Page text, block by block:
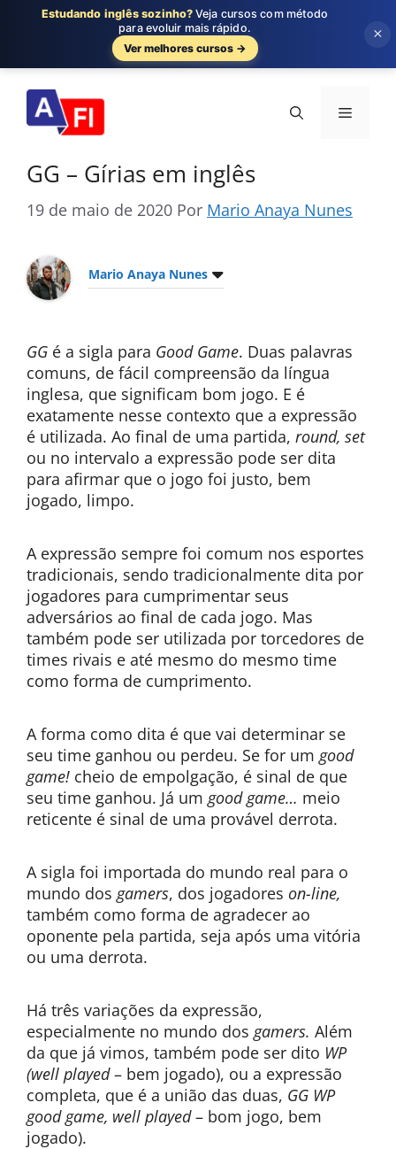
para
conteúdo
Menu
GG – Gírias em inglês
19 de maio de 2020 Por Mario Anaya Nunes
Mario Anaya Nunes
GG é a sigla para Good Game. Duas palavras
comuns, de fácil compreensão da língua
inglesa, que significam bom jogo. E é
exatamente nesse contexto que a expressão
é utilizada. Ao final de uma partida, round, set
ou no intervalo a expressão pode ser dita
para afirmar que o jogo foi justo, bem
jogado, limpo.
A expressão sempre foi comum nos esportes
tradicionais, sendo tradicionalmente dita por
jogadores para cumprimentar seus
adversários ao final de cada jogo. Mas
também pode ser utilizada por torcedores de
times rivais e até mesmo do mesmo time
como forma de cumprimento.
A forma como dita é que vai determinar se
seu time ganhou ou perdeu. Se for um good
game! cheio de empolgação, é sinal de que
seu time ganhou. Já um good game… meio
reticente é sinal de uma provável derrota.
A sigla foi importada do mundo real para o
mundo dos gamers, dos jogadores on-line,
também como forma de agradecer ao
oponente pela partida, seja após uma vitória
ou uma derrota.
Há três variações da expressão,
especialmente no mundo dos gamers. Além
da que já vimos, também pode ser dito WP
(well played– bem jogado), ou a expressão
completa, que é a união das duas, GG WP
good game, well played– bom jogo, bem
jogado).
Estudando inglês sozinho? Veja cursos com método
para evoluir mais rápido.
Ver melhores cursos →
×